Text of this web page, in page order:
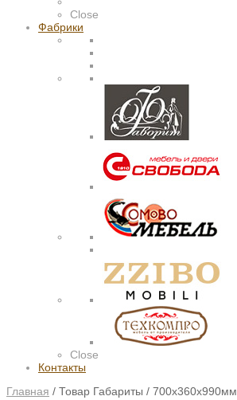
Close
Фабрики
Close
Контакты
Главная / Товар Габариты / 700х360х990мм